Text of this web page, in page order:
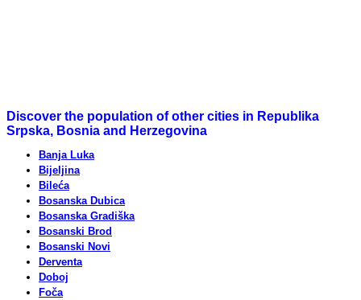
Discover the population of other cities in Republika
Srpska, Bosnia and Herzegovina
Banja Luka
Bijeljina
Bileća
Bosanska Dubica
Bosanska Gradiška
Bosanski Brod
Bosanski Novi
Derventa
Doboj
Foča